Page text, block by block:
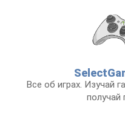
Все об играх. Изучай
получай